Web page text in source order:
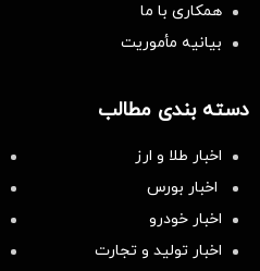
همکاری با ما
بیانیه مأموریت
دسته بندی مطالب
اخبار طلا و ارز
اخبار بورس
اخبار خودرو
اخبار تولید و تجارت